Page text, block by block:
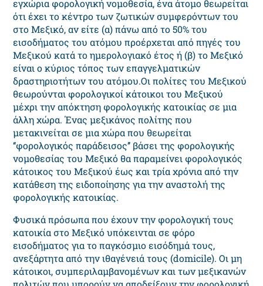
εγχώρια φορολογική νομοθεσία, ένα άτομο θεωρείται
ότι έχει το κέντρο των ζωτικών συμφερόντων του
στο Μεξικό, αν είτε (α) πάνω από το 50% του
εισοδήματος του ατόμου προέρχεται από πηγές του
Μεξικού κατά το ημερολογιακό έτος ή (β) το Μεξικό
είναι ο κύριος τόπος των επαγγελματικών
δραστηριοτήτων του ατόμου.Οι πολίτες του Μεξικού
θεωρούνται φορολογικοί κάτοικοι του Μεξικού
μέχρι την απόκτηση φορολογικής κατοικίας σε μια
άλλη χώρα. Ένας μεξικάνος πολίτης που
μετακινείται σε μια χώρα που θεωρείται
‘‘φορολογικός παράδεισος’’ βάσει της φορολογικής
νομοθεσίας του Μεξικό θα παραμείνει φορολογικός
κάτοικος του Μεξικού έως και τρία χρόνια από την
κατάθεση της ειδοποίησης για την αναστολή της
φορολογικής κατοικίας.
Φυσικά πρόσωπα που έχουν την φορολογική τους
κατοικία στο Μεξικό υπόκεινται σε φόρο
εισοδήματος για το παγκόσμιο εισόδημά τους,
ανεξάρτητα από την ιθαγένειά τους (domicile). Οι μη
κάτοικοι, συμπεριλαμβανομένων και των μεξικανών